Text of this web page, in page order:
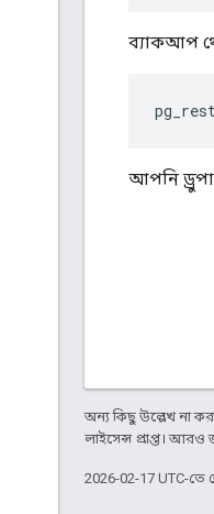
ব্যাকআপ
আপনি
অন্য কিছু উল্লেখ না
লাইসেন্স প্রাপ্ত। আরও
2026-02-17 UTC-তে